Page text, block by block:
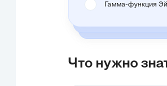
Гамма-функция
Что нужно